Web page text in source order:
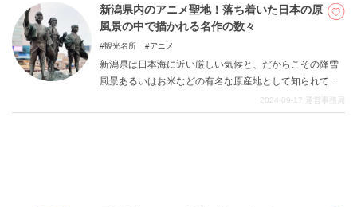
DEEPLOGとは
プライバシーポリシー
お問い合わせ
高速船を乗り継げば、最短わずか約3時間30分で行くこ
とができます。 新潟沖に浮かぶ島なのに、まわりを流れ
る対馬暖流のおかげで冬は暖かく雪がかなり少ない！
きたいと考えている方などにおすすめの記事です。 本記
新潟県内のアニメ聖地！落ち着いた日本の原
風景の中で描かれる名作の数々
観光名所 アニメ
新潟県は日本海に近い厳しい気候と、だからこその降雪
風景あるいはお米などの有名な原産地として知られてい
ます。 その、これぞ日本というわかりやすい魅力は多く
のクリエイターの琴線に触れ、意外に様々なアニメ作品
2024-09-17 運営事務局